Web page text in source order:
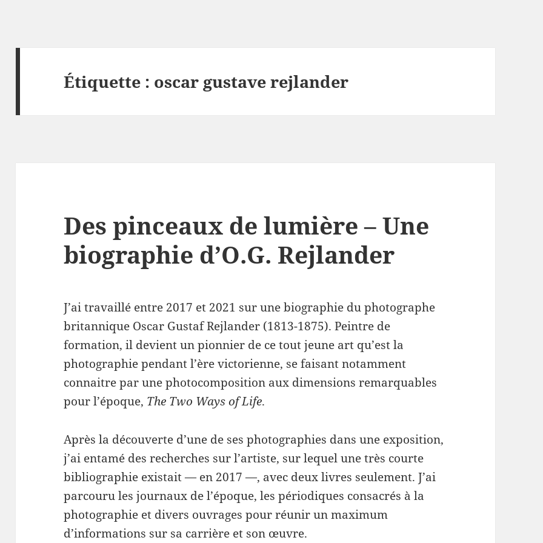
Étiquette : oscar gustave rejlander
Des pinceaux de lumière – Une
biographie d’O.G. Rejlander
J’ai travaillé entre 2017 et 2021 sur une biographie du photographe
britannique Oscar Gustaf Rejlander (1813-1875). Peintre de
formation, il devient un pionnier de ce tout jeune art qu’est la
photographie pendant l’ère victorienne, se faisant notamment
connaitre par une photocomposition aux dimensions remarquables
pour l’époque, The Two Ways of Life.
Après la découverte d’une de ses photographies dans une exposition,
j’ai entamé des recherches sur l’artiste, sur lequel une très courte
bibliographie existait — en 2017 —, avec deux livres seulement. J’ai
parcouru les journaux de l’époque, les périodiques consacrés à la
photographie et divers ouvrages pour réunir un maximum
d’informations sur sa carrière et son œuvre.